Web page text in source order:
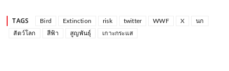
TAGS Bird Extinction risk twitter WWF X
นก
สัตว์โลก
สีฟ้า สูญพันธุ์ เกาะกระแส